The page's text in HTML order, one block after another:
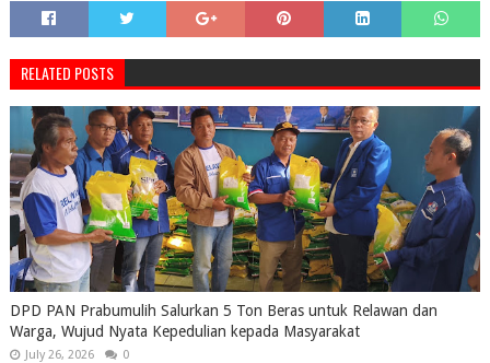
RELATED POSTS
DPD PAN Prabumulih Salurkan 5 Ton Beras untuk Relawan dan
Warga, Wujud Nyata Kepedulian kepada Masyarakat
July 26, 2026 0